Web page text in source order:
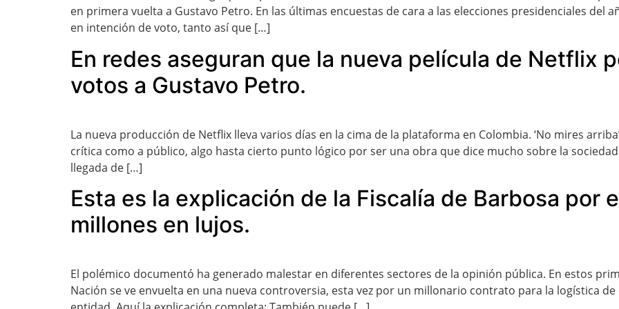
en primera vuelta a Gustavo Petro. En las últimas encuestas de cara a las elecciones presidenciales del
en intención de voto, tanto así que […]
En redes aseguran que la nueva película de Netflix
votos a Gustavo Petro.
La nueva producción de Netflix lleva varios días en la cima de la plataforma en Colombia. ‘No mires
crítica como a público, algo hasta cierto punto lógico por ser una obra que dice mucho sobre la
llegada de […]
Esta es la explicación de la Fiscalía de Barbosa por
millones en lujos.
El polémico documentó ha generado malestar en diferentes sectores de la opinión pública. En estos
Nación se ve envuelta en una nueva controversia, esta vez por un millonario contrato para la logística